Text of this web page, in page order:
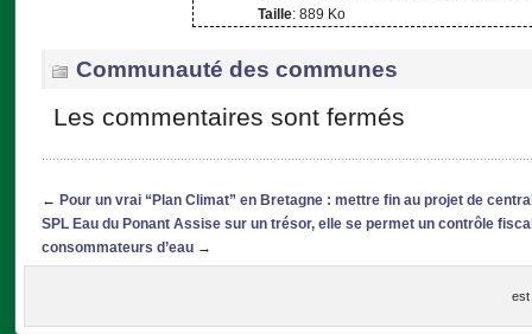
Taille: 889 Ko
Communauté des communes
Les commentaires sont fermés
← Pour un vrai “Plan Climat” en Bretagne : mettre fin au projet de
SPL Eau du Ponant Assise sur un trésor, elle se permet un contrôle
consommateurs d’eau →